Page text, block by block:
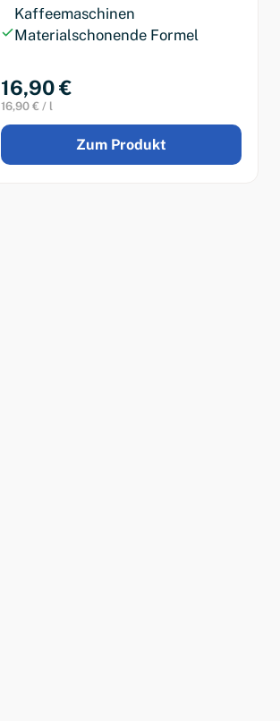
Kaffeemaschinen
Materialschonende Formel
16,90 €
16,90 € / l
Zum Produkt